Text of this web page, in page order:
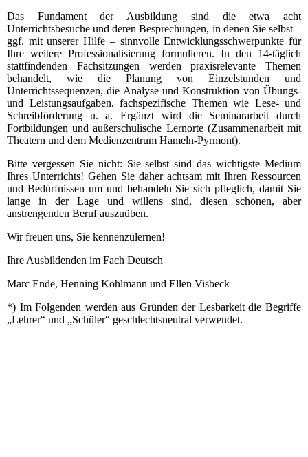
Das Fundament der Ausbildung sind die etwa acht
Unterrichtsbesuche und deren Besprechungen, in denen Sie selbst –
ggf. mit unserer Hilfe – sinnvolle Entwicklungsschwerpunkte für
Ihre weitere Professionalisierung formulieren. In den 14-täglich
stattfindenden Fachsitzungen werden praxisrelevante Themen
behandelt, wie die Planung von Einzelstunden und
Unterrichtssequenzen, die Analyse und Konstruktion von Übungs-
und Leistungsaufgaben, fachspezifische Themen wie Lese- und
Schreibförderung u. a. Ergänzt wird die Seminararbeit durch
Fortbildungen und außerschulische Lernorte (Zusammenarbeit mit
Theatern und dem Medienzentrum Hameln-Pyrmont).
Bitte vergessen Sie nicht: Sie selbst sind das wichtigste Medium
Ihres Unterrichts! Gehen Sie daher achtsam mit Ihren Ressourcen
und Bedürfnissen um und behandeln Sie sich pfleglich, damit Sie
lange in der Lage und willens sind, diesen schönen, aber
anstrengenden Beruf auszuüben.
Wir freuen uns, Sie kennenzulernen!
Ihre Ausbildenden im Fach Deutsch
Marc Ende, Henning Köhlmann und Ellen Visbeck
*) Im Folgenden werden aus Gründen der Lesbarkeit die Begriffe
„Lehrer“ und „Schüler“ geschlechtsneutral verwendet.